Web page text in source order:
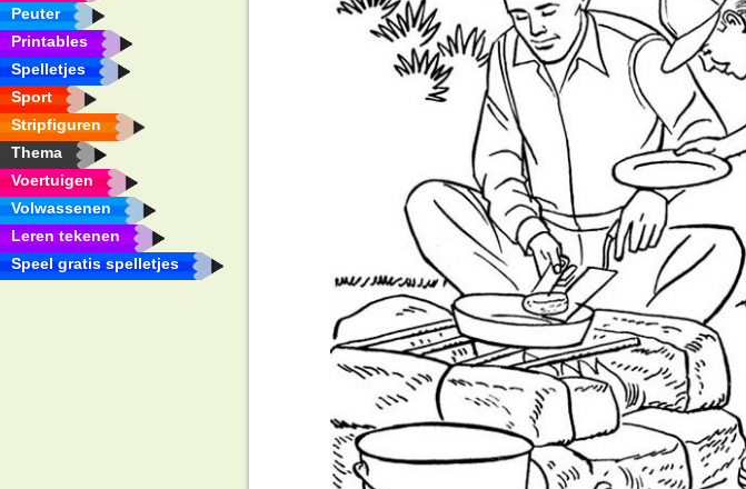
Peuter
Printables
Spelletjes
Sport
Stripfiguren
Thema
Voertuigen
Volwassenen
Leren tekenen
Speel gratis spelletjes